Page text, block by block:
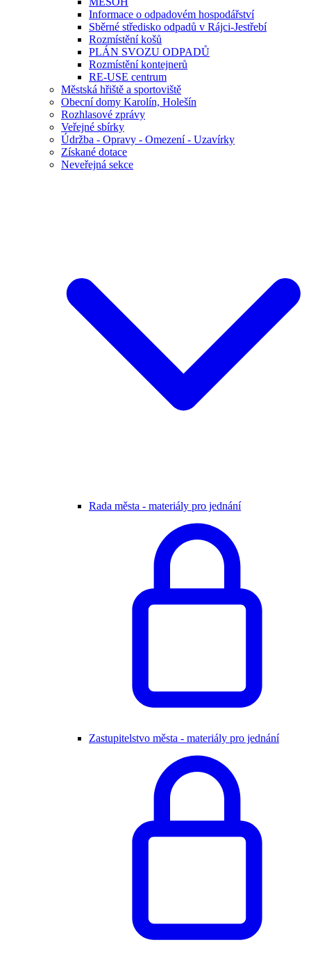
Informace o odpadovém hospodářství
Sběrné středisko odpadů v Rájci-Jestřebí
Rozmístění košů
PLÁN SVOZU ODPADŮ
Rozmístění kontejnerů
RE-USE centrum
Městská hřiště a sportoviště
Obecní domy Karolín, Holešín
Rozhlasové zprávy
Veřejné sbírky
Údržba - Opravy - Omezení - Uzavírky
Získané dotace
Neveřejná sekce
Rada města - materiály pro jednání
Zastupitelstvo města - materiály pro jednání